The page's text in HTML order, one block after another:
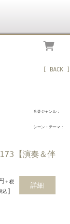
[ BACK ]
音楽ジャンル：
シーン・テーマ：
【演奏＆伴
＋税
込 ］
詳細